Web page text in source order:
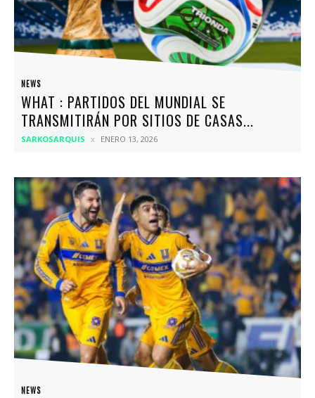
NEWS
WHAT : PARTIDOS DEL MUNDIAL SE
TRANSMITIRÁN POR SITIOS DE CASAS...
SARKOSARQUIS ENERO 13, 2026
NEWS